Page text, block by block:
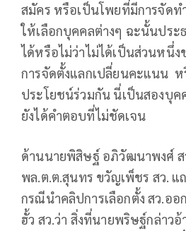
สมัคร หรือเป็นโพยที่มีการจัด
ให้เลือกบุคคลต่างๆ ฉะนั้นปร
ได้หรือไม่ว่าไม่ได้เป็นส่วนหนึ่ง
การจัดตั้งแลกเปลี่ยนคะแนน ห
ประโยชน์ร่วมกัน นี่เป็นสองบุ
ยังได้คำตอบที่ไม่ชัดเจน
ด้านนายพิสิษฐ์ อภิวัฒนาพงศ์ ส
พล.ต.ต.สุนทร ขวัญเพ็ชร สว.
กรณีนำคลิปการเลือกตั้ง สว.ออ
ฮั้ว สว.ว่า สิ่งที่นายพริษฐ์กล่าว